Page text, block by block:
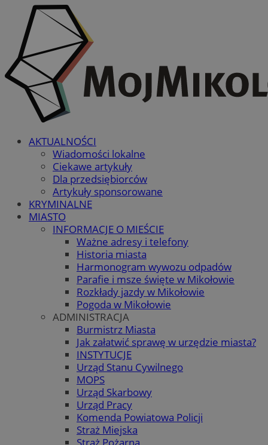
AKTUALNOŚCI
Wiadomości lokalne
Ciekawe artykuły
Dla przedsiębiorców
Artykuły sponsorowane
KRYMINALNE
MIASTO
INFORMACJE O MIEŚCIE
Ważne adresy i telefony
Historia miasta
Harmonogram wywozu odpadów
Parafie i msze święte w Mikołowie
Rozkłady jazdy w Mikołowie
Pogoda w Mikołowie
ADMINISTRACJA
Burmistrz Miasta
Jak załatwić sprawę w urzędzie miasta?
INSTYTUCJE
Urząd Stanu Cywilnego
MOPS
Urząd Skarbowy
Urząd Pracy
Komenda Powiatowa Policji
Straż Miejska